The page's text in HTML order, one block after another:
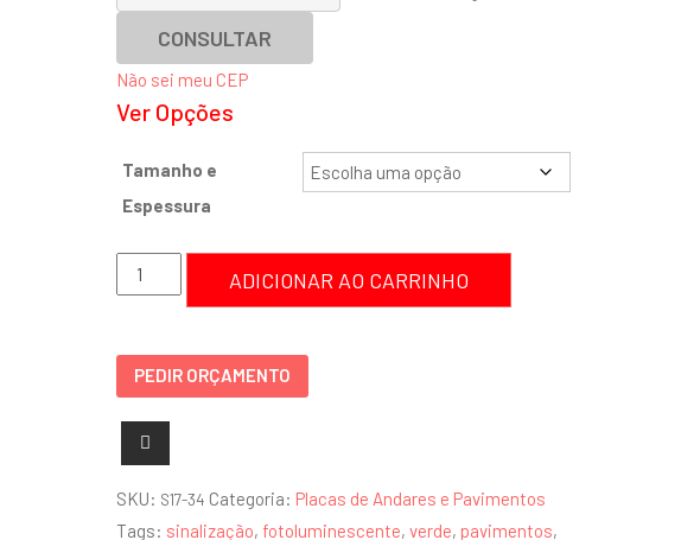
CONSULTAR
Não sei meu CEP
Ver Opções
Tamanho e
Espessura
Placa
34º
-
S17-
34
quantidade
ADICIONAR AO CARRINHO
PEDIR ORÇAMENTO
SKU: S17-34 Categoria: Placas de Andares e Pavimentos
Tags: sinalização, fotoluminescente,verde, pavimentos,